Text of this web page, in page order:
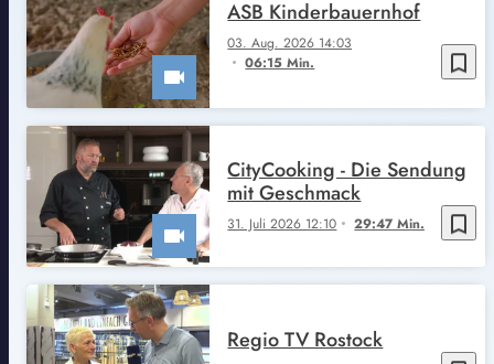
bookmark_border
03. Aug. 2026 14:03
06:15 Min.
ASB Kinderbauernhof
bookmark_border
31. Juli 2026 12:10 29:47 Min.
CityCooking - Die Sendung
mit Geschmack
Regio TV Rostock